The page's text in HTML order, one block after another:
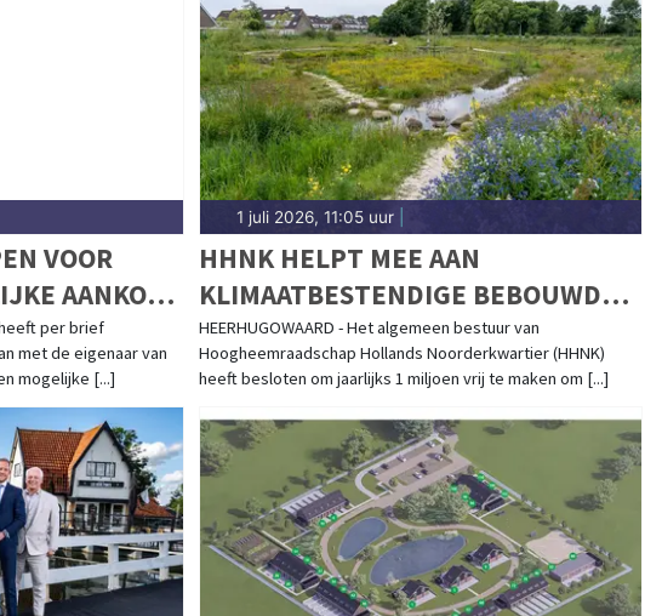
gemeente Koggenland. Hier vind je het complete overzicht van
VOOR
AANKOOP
per brief
met de eigenaar van
mogelijke [...]
1 juli 2026, 11:05 uur|
HHNK HELPT MEE AAN
KLIMAATBESTENDIGE BEBOUWDE
OMGEVING
HEERHUGOWAARD - Het algemeen bestuur van
Hoogheemraadschap Hollands Noorderkwartier (HHNK)
heeft besloten om jaarlijks 1 miljoen vrij te maken om [...]